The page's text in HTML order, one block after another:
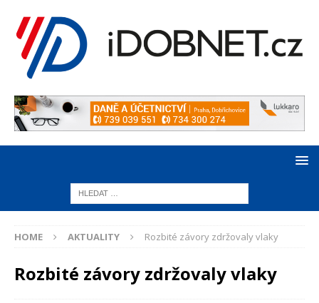
HOME AKTUALITY Rozbité závory zdržovaly vlaky
Rozbité závory zdržovaly vlaky